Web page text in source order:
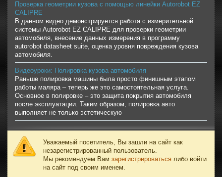
Проверка геометрии кузова с помощью линейки Autorobot EZ
CALIPRE
В данном видео демонстрируется работа с измерительной
системы Autorobot EZ CALIPRE для проверки геометрии
автомобиля, внесение данных измерения в программу
autorobot datasheet suite, оценка уровня повреждения кузова
автомобиля.
Видеоуроки: Полировка кузова автомобиля
Раньше полировка машины была просто финишным этапом
работы маляра – теперь же это самостоятельная услуга.
Основное в полировке – это защита покрытия автомобиля
после эксплуатации. Таким образом, полировка авто
выполняет не только эстетическую
Уважаемый посетитель, Вы зашли на сайт как
незарегистрированный пользователь.
Мы рекомендуем Вам зарегистрироваться либо войти
на сайт под своим именем.